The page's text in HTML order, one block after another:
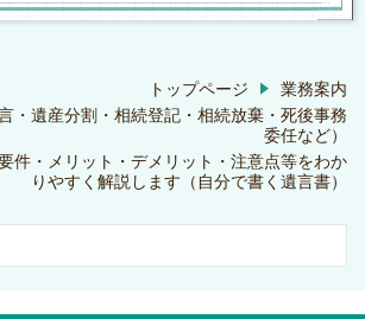
トップページ
業務案内
・遺産分割・相続登記・相続放棄・死後事務
委任など）
件・メリット・デメリット・注意点等をわか
りやすく解説します（自分で書く遺言書）